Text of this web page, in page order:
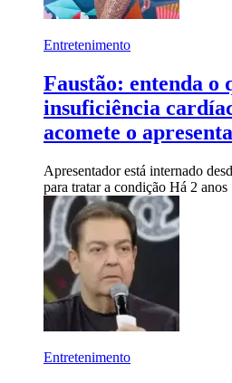
Entretenimento
Faustão: entenda o
insuficiência
acomete o
Apresentador está internado
para tratar a condição Há 2 anos
Entretenimento